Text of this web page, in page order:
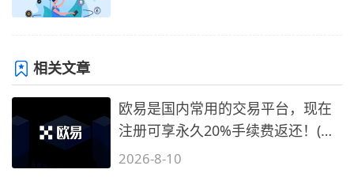
相关文章
欧易是国内常用的交易平台，现在
注册可享永久20%手续费返还！(必
备1)
2026-8-10